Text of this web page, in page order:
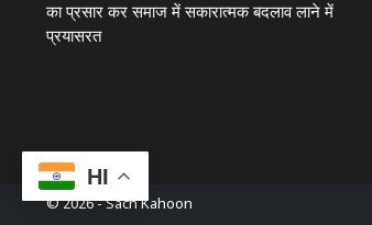
का प्रसार कर समाज में सकारात्मक बदलाव लाने में
प्रयासरत
© 2026 -Sach Kahoon
HI